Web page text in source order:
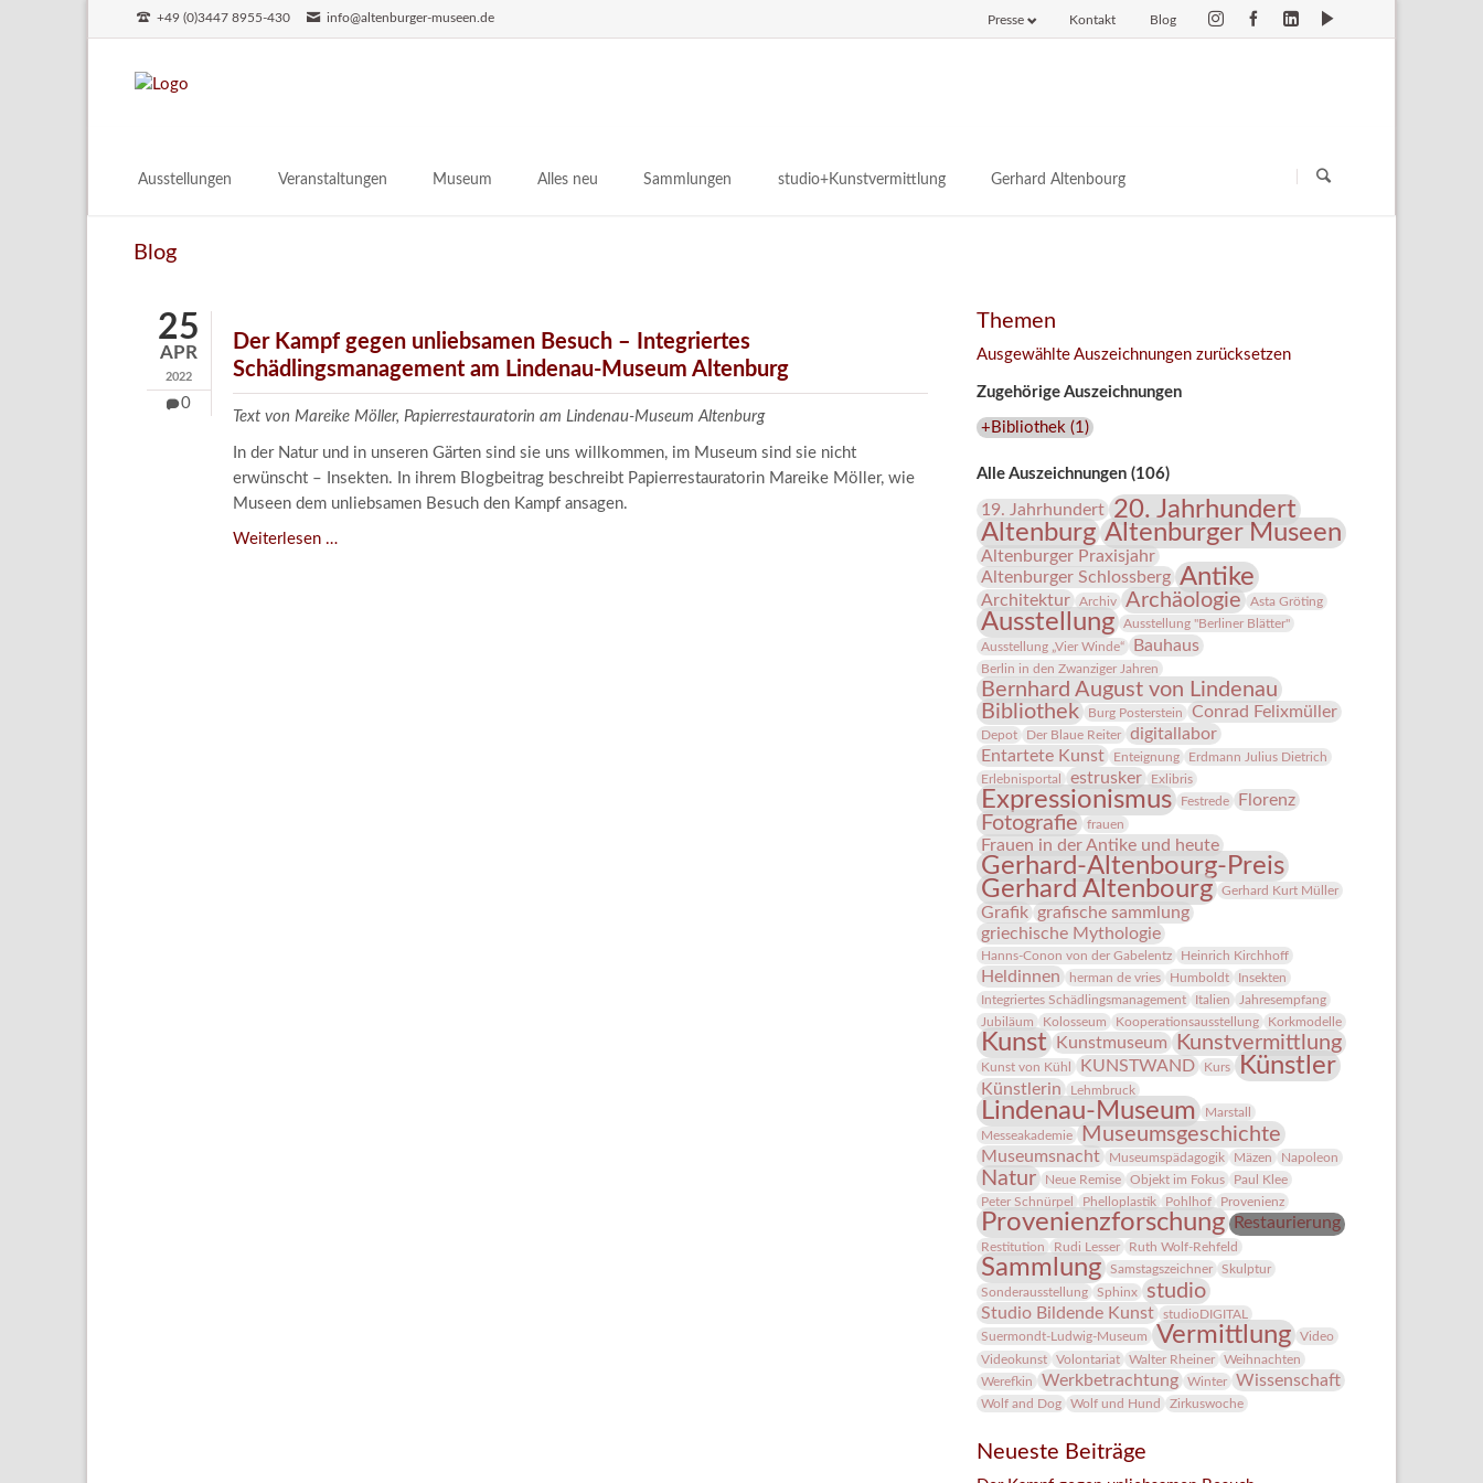
+49 (0)3447 8955-430 info@altenburger-museen.de Blog
Kontakt
Presse
Ausstellungen
Aktuell
Veranstaltungen Museum
Digitales
Team
Publikationen
Aktuelle Publikationen
Alles neu
Kulturelle Vermittlung
Länderübergreifende kulturtouristische Ziele
Sammlungen
Malerei 17.–19. Jh.
Deutsche Malerei 20./21. Jh.
Restaurierung
studio+Kunstvermittlung
Angebote für Kitas
Gerhard Altenbourg
Blog
25
APR
2022
0
Der Kampf gegen unliebsamen Besuch – Integriertes
Schädlingsmanagement am Lindenau-Museum Altenburg
Text von Mareike Möller, Papierrestauratorin am Lindenau-Museum Altenburg
In der Natur und in unseren Gärten sind sie uns willkommen, im Museum sind sie nicht
erwünscht – Insekten. In ihrem Blogbeitrag beschreibt Papierrestauratorin Mareike Möller, wie
Museen dem unliebsamen Besuch den Kampf ansagen.
Weiterlesen …Der
Themen
Ausgewählte Auszeichnungen zurücksetzen
Zugehörige Auszeichnungen
+Bibliothek (1 )
Alle Auszeichnungen (106)
19. Jahrhundert 20. Jahrhundert
Altenburg Altenburger Museen
Altenburger Praxisjahr
Altenburger Schlossberg Antike
Architektur Archiv Archäologie Asta Gröting
Ausstellung
Ausstellung "Berliner Blätter"
Ausstellung „Vier Winde“
Bauhaus
Berlin in den Zwanziger Jahren
Bernhard August von Lindenau
Bibliothek
Burg Posterstein Conrad Felixmüller
Depot Der Blaue Reiter
digitallabor
Entartete Kunst
Enteignung
Erdmann Julius Dietrich
Erlebnisportal
estrusker Exlibris
Expressionismus Festrede Florenz
Fotografie frauen
Frauen in der Antike und heute
Gerhard-Altenbourg-Preis
Gerhard Altenbourg
Gerhard Kurt Müller
Grafik grafische sammlung
griechische Mythologie
Hanns-Conon von der Gabelentz Heinrich Kirchhoff
Heldinnen herman de vries Humboldt
Insekten
Integriertes Schädlingsmanagement
Italien
Jahresempfang
Jubiläum
Kolosseum Kooperationsausstellung Korkmodelle
Kunst Kunstmuseum Kunstvermittlung
Kunst von Kühl KUNSTWAND Kurs Künstler
Künstlerin Lehmbruck
Lindenau-Museum
Marstall
Messeakademie
Museumsgeschichte
Museumsnacht Museumspädagogik Mäzen Napoleon
Natur Neue Remise Objekt im Fokus
Paul Klee
Peter Schnürpel
Phelloplastik Pohlhof Provenienz
Provenienzforschung Restaurierung
Restitution Rudi Lesser Ruth Wolf-Rehfeld
Sammlung Samstagszeichner
Skulptur
Sonderausstellung
Sphinx studio
Studio Bildende Kunst
studioDIGITAL
Suermondt-Ludwig-Museum
Vermittlung
Video
Videokunst
Volontariat Walter Rheiner
Weihnachten
Werefkin
Werkbetrachtung Winter Wissenschaft
Wolf and Dog Wolf und Hund Zirkuswoche
Neueste Beiträge